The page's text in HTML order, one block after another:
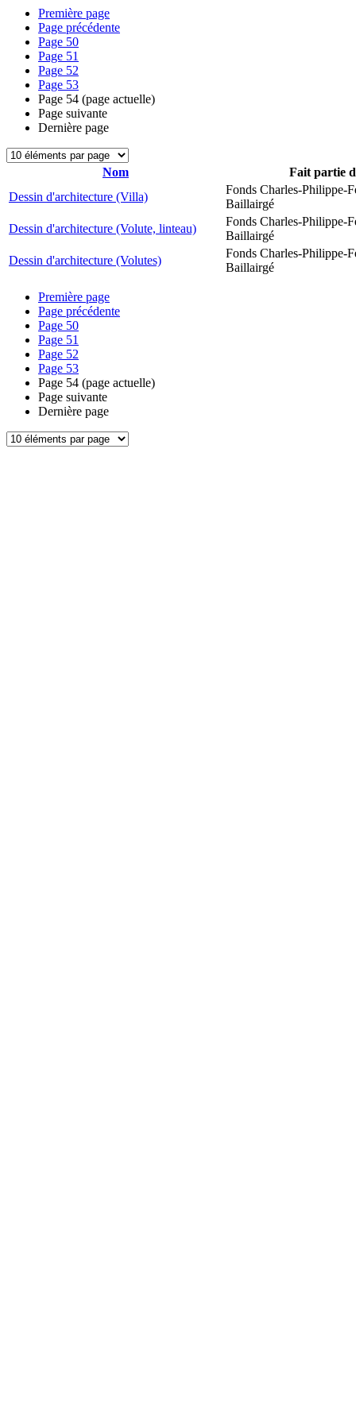
Première page
Page précédente
Page 50
Page 51
Page 52
Page 53
Page 54 (page actuelle)
Page suivante
Dernière page
Nom
Fait partie
Dessin d'architecture (Villa)
Fonds Charles-Philippe-
Baillairgé
Dessin d'architecture (Volute, linteau)
Fonds Charles-Philippe-
Baillairgé
Dessin d'architecture (Volutes)
Fonds Charles-Philippe-
Baillairgé
Première page
Page précédente
Page 50
Page 51
Page 52
Page 53
Page 54 (page actuelle)
Page suivante
Dernière page